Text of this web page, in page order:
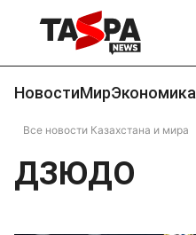
НовостиМирЭкономика
Все новости Казахстана и мира
ДЗЮДО